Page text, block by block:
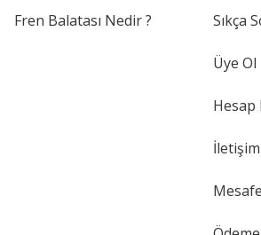
Fren Balatası Nedir ? Sıkça
Üye Ol
Hesap
İletişim